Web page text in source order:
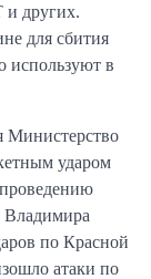
и других.
для сбития
используют в
Министерство
ударом
Владимира
по Красной
атаки по